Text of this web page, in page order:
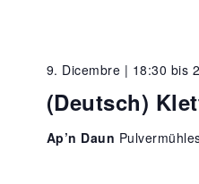
(Deutsch)
9. Dicembre | 18:30 bis
Ap’n Daun